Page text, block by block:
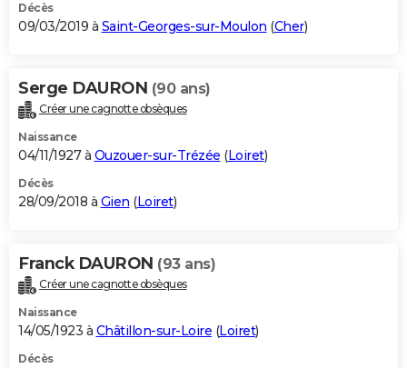
Décès
09/03/2019 à Saint-Georges-sur-Moulon (Cher)
Serge DAURON (90 ans)
Créer une cagnotte obsèques
Naissance
04/11/1927 à Ouzouer-sur-Trézée (Loiret)
Décès
28/09/2018 à Gien (Loiret)
Franck DAURON (93 ans)
Créer une cagnotte obsèques
Naissance
14/05/1923 à Châtillon-sur-Loire (Loiret)
Décès